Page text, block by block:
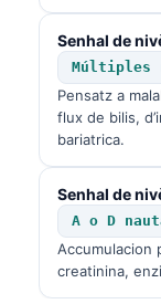
Senhal de
Múltiples
Pensatz a
flux de bilis,
bariatrica.
Senhal de
A o D
Accumulacion
creatinina,